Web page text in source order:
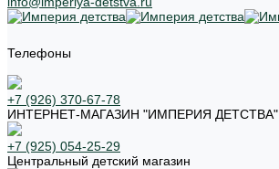
Телефоны
+7 (926) 370-67-78
ИНТЕРНЕТ-МАГАЗИН "ИМПЕРИЯ ДЕТСТВА"
+7 (925) 054-25-29
Центральный детский магазин